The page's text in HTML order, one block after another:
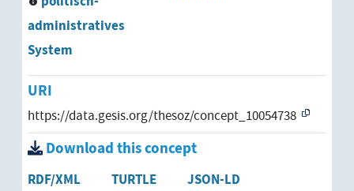
administratives
System
URI
https://data.gesis.org/thesoz/concept_10054738
Download this concept
RDF/XML TURTLE JSON-LD